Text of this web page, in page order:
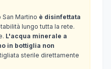
Martino è disinfettata
lungo tutta la rete.
L'acqua minerale a
in bottiglia non
sterile direttamente